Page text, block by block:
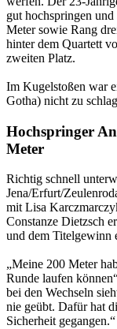
gut hochspringen
Meter sowie Rang
hinter dem Quartett
zweiten Platz.
Im Kugelstoßen war
Gotha) nicht zu
Hochspringer
Meter
Richtig schnell
Jena/Erfurt/
mit Lisa
Constanze Dietzsch
und dem Titelgewinn
„Meine 200 Meter
Runde laufen
bei den Wechseln
nie geübt. Dafür hat
Sicherheit gegangen.“